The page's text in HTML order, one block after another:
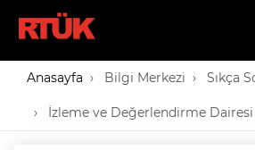
Anasayfa Bilgi Merkezi Sıkça
İzleme ve Değerlendirme Dairesi